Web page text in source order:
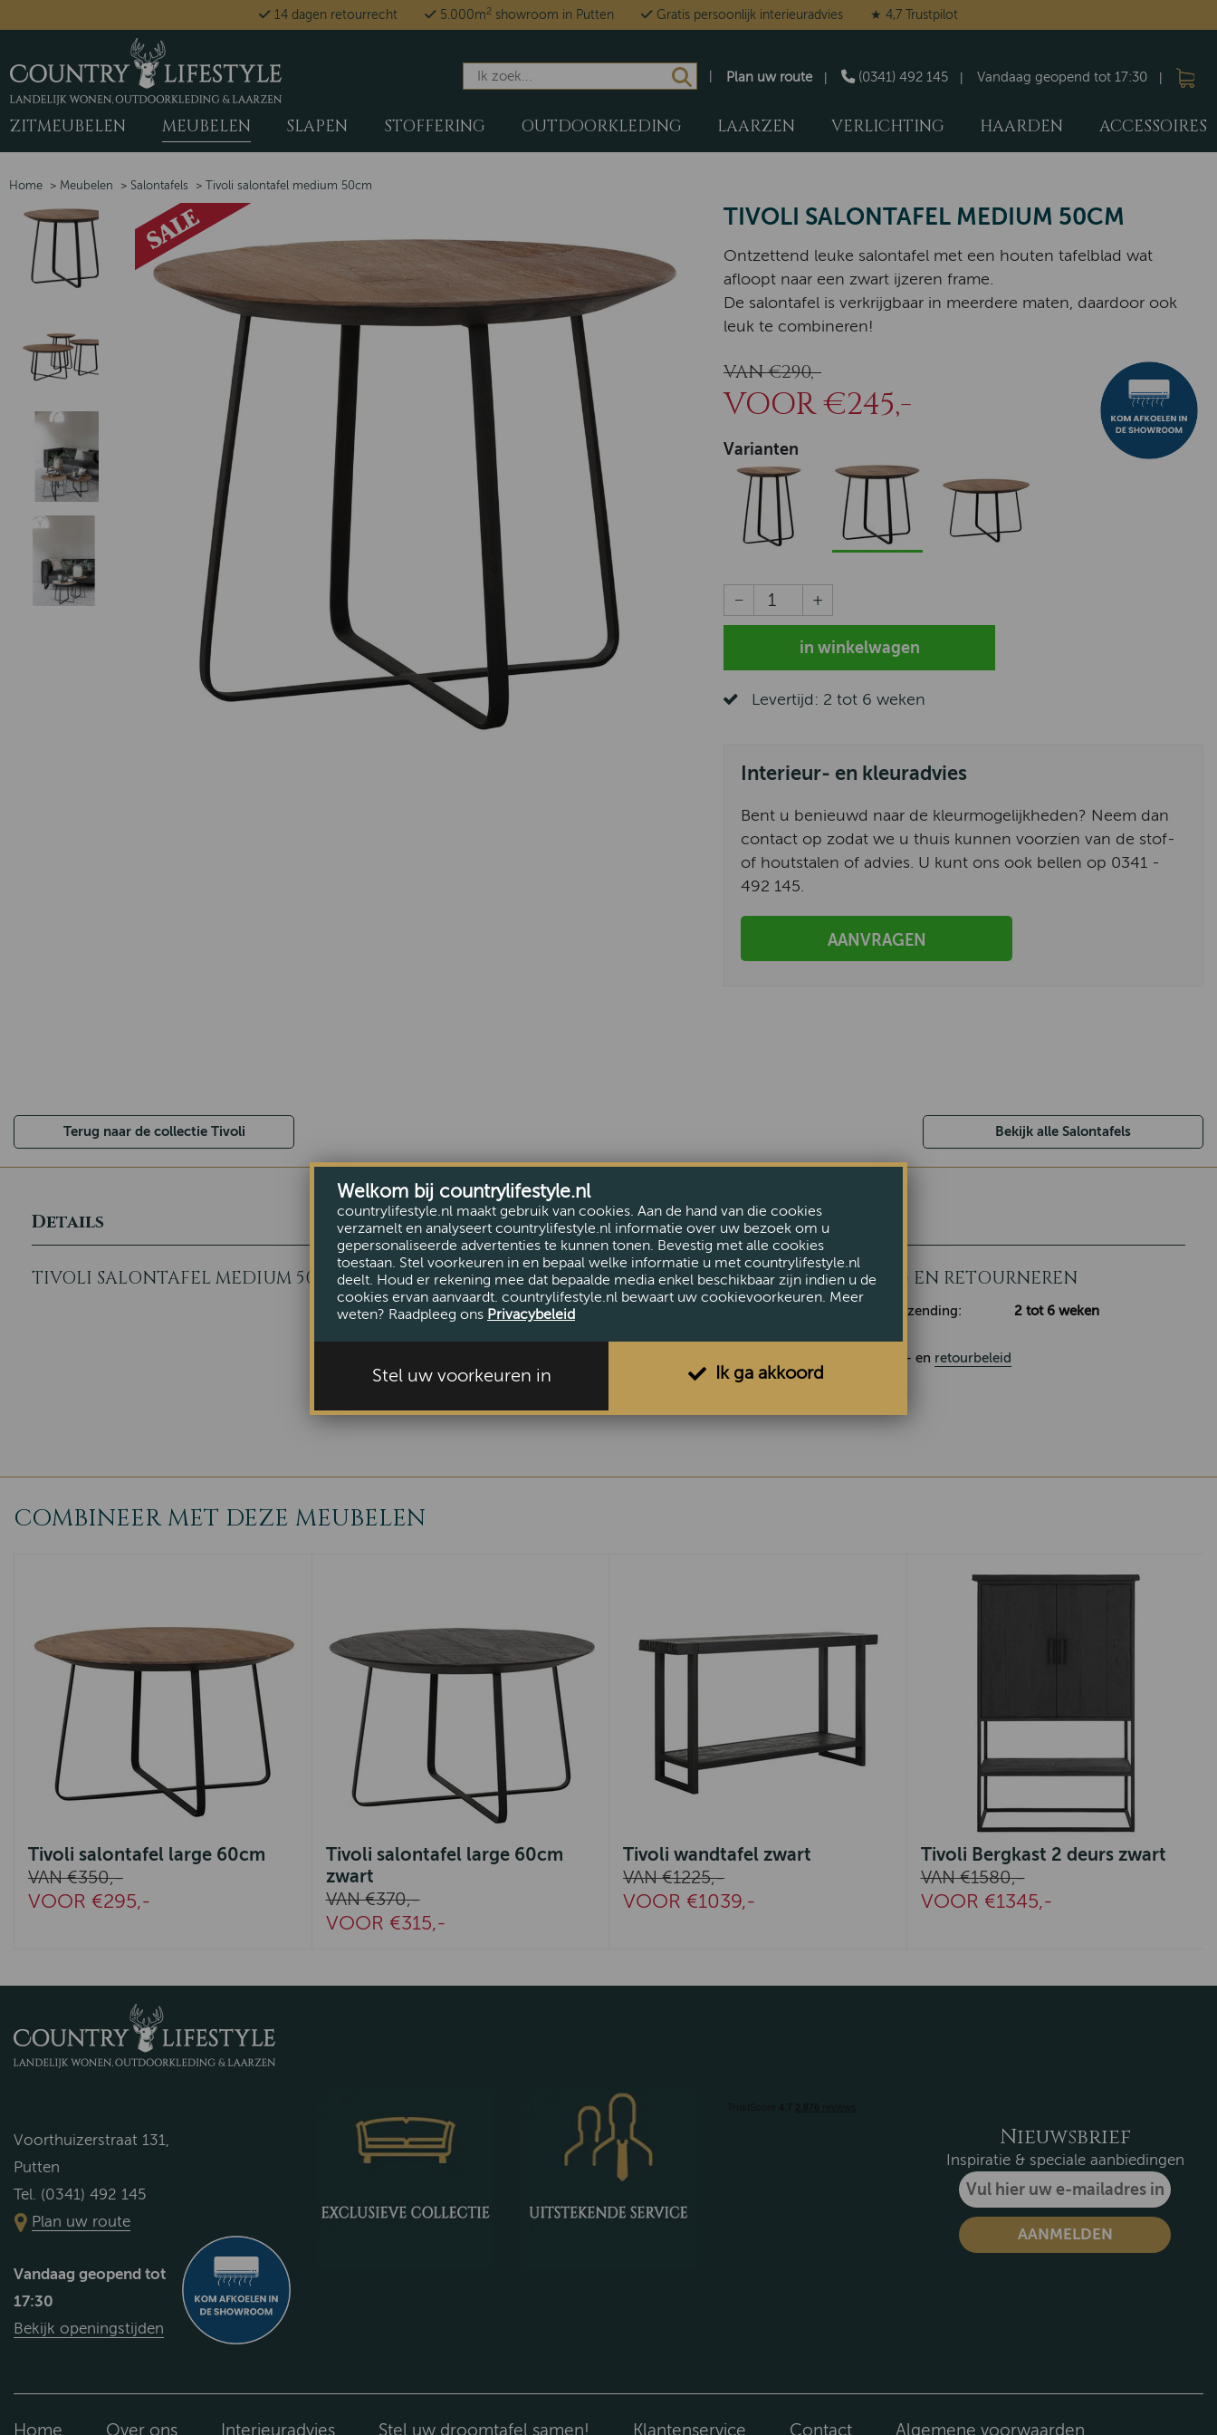
14 dagen retourrecht 5.000m2 showroom in Putten Gratis persoonlijk interieuradvies ★ 4,7 Trustpilot
Vandaag geopend tot 17:30
(0341) 492 145
Plan uw route
ZITMEUBELEN MEUBELEN SLAPEN STOFFERING OUTDOORKLEDING LAARZEN VERLICHTING HAARDEN ACCESSOIRES
Home > Meubelen > Salontafels > Tivoli salontafel medium 50cm
TIVOLI SALONTAFEL MEDIUM 50CM
Ontzettend leuke salontafel met een houten tafelblad wat
afloopt naar een zwart ijzeren frame.
De salontafel is verkrijgbaar in meerdere maten, daardoor ook
leuk te combineren!
VAN €290,-
VOOR €245,-
Varianten
Levertijd: 2 tot 6 weken
Interieur- en kleuradvies
Bent u benieuwd naar de kleurmogelijkheden? Neem dan
contact op zodat we u thuis kunnen voorzien van de stof-
of houtstalen of advies. U kunt ons ook bellen op 0341 -
492 145.
AANVRAGEN
Terug naar de collectie Tivoli Bekijk alle Salontafels
Details
TIVOLI SALONTAFEL MEDIUM 50CM AFMETINGEN
Hoogte (cm)
LEVERING EN RETOURNEREN
Klaar voor verzending: 2 tot 6 weken
- en retourbeleid
COMBINEER MET DEZE MEUBELEN
Tivoli salontafel large 60cm
VAN €350,-
VOOR €295,-
Tivoli salontafel large 60cm
zwart
VAN €370,-
VOOR €315,-
Tivoli wandtafel zwart
VAN €1225,-
VOOR €1039,-
Tivoli Bergkast 2 deurs zwart
VAN €1580,-
VOOR €1345,-
Voorthuizerstraat 131,
Putten
Tel. (0341) 492 145
Plan uw route
Vandaag geopend tot
17:30
Bekijk openingstijden
Nieuwsbrief
Inspiratie & speciale aanbiedingen
Home Over ons Interieuradvies Stel uw droomtafel samen! Klantenservice Contact Algemene voorwaarden
Welkom bij countrylifestyle.nl
countrylifestyle.nl maakt gebruik van cookies. Aan de hand van die cookies
verzamelt en analyseert countrylifestyle.nl informatie over uw bezoek om u
gepersonaliseerde advertenties te kunnen tonen. Bevestig met alle cookies
toestaan. Stel voorkeuren in en bepaal welke informatie u met countrylifestyle.nl
deelt. Houd er rekening mee dat bepaalde media enkel beschikbaar zijn indien u de
cookies ervan aanvaardt. countrylifestyle.nl bewaart uw cookievoorkeuren. Meer
weten? Raadpleeg ons Privacybeleid
Stel uw voorkeuren in Ik ga akkoord